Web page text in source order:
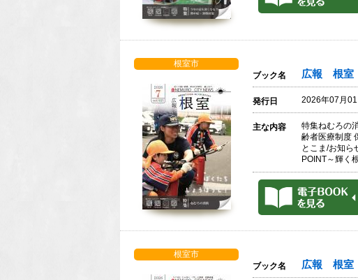
根室市
ブック名
広報 根室
発行日 2026年07月01
主な内容
特集ねむろの
齢者医療制度
とこま/お知
POINT～輝く
根室市
ブック名
広報 根室